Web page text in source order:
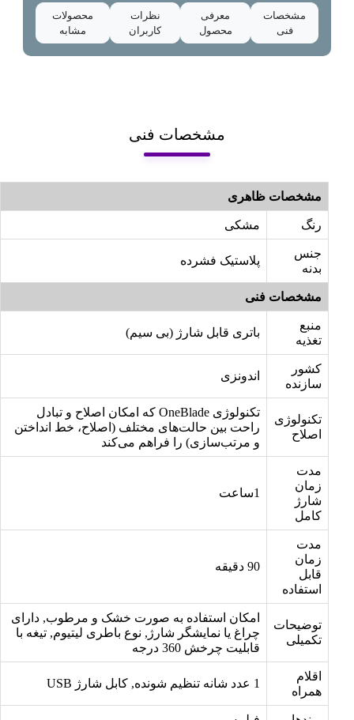
مشخصات
فنی
معرفی
محصول
نظرات
کاربران
محصولات
مشابه
مشخصات فنی
مشخصات ظاهری
رنگ مشکی
جنس
بدنه
پلاستیک فشرده
مشخصات فنی
منبع
تغذیه
باتری قابل شارژ (بی سیم)
کشور
سازنده
اندونزی
تکنولوژی
اصلاح
تکنولوژی OneBlade که امکان اصلاح و تبادل
راحت بین حالت‌های مختلف (اصلاح، خط انداختن
و مرتب‌سازی) را فراهم می‌کند
مدت
زمان
شارژ
کامل
مدت
زمان
قابل
استفاده
توضیحات
تکمیلی
امکان استفاده به صورت خشک و مرطوب, دارای
چراغ یا نمایشگر شارژ, نوع باطری لیتیوم, تیغه با
قابلیت چرخش 360 درجه
اقلام
همراه